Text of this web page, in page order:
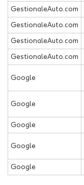
GestionaleAuto.com
GestionaleAuto.com
GestionaleAuto.com
GestionaleAuto.com
Google
Google
Google
Google
Google